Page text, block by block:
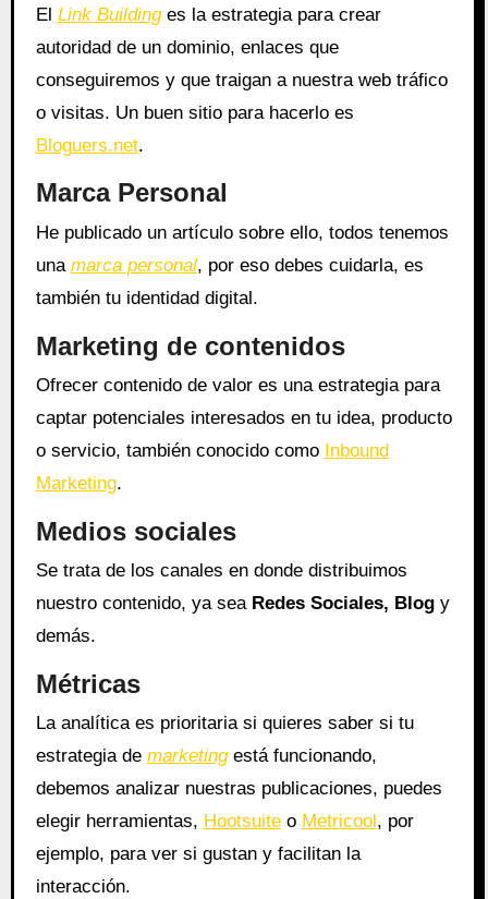
El Link Buildinges la estrategia para crear
autoridad de un dominio, enlaces que
conseguiremos y que traigan a nuestra web tráfico
o visitas. Un buen sitio para hacerlo es
Bloguers.net.
Marca Personal
He publicado un artículo sobre ello, todos tenemos
una marca personal, por eso debes cuidarla, es
también tu identidad digital.
Marketing de contenidos
Ofrecer contenido de valor es una estrategia para
captar potenciales interesados en tu idea, producto
o servicio, también conocido como Inbound
Marketing.
Medios sociales
Se trata de los canales en donde distribuimos
nuestro contenido, ya sea Redes Sociales, Blogy
demás.
Métricas
La analítica es prioritaria si quieres saber si tu
estrategia de marketingestá funcionando,
debemos analizar nuestras publicaciones, puedes
elegir herramientas, Hootsuiteo Metricool , por
ejemplo, para ver si gustan y facilitan la
interacción.